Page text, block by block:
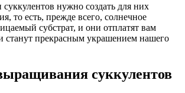
нужно создать для них
то есть, прежде всего, солнечное
субстрат, и они отплатят вам
станут прекрасным украшением нашего
суккулентов